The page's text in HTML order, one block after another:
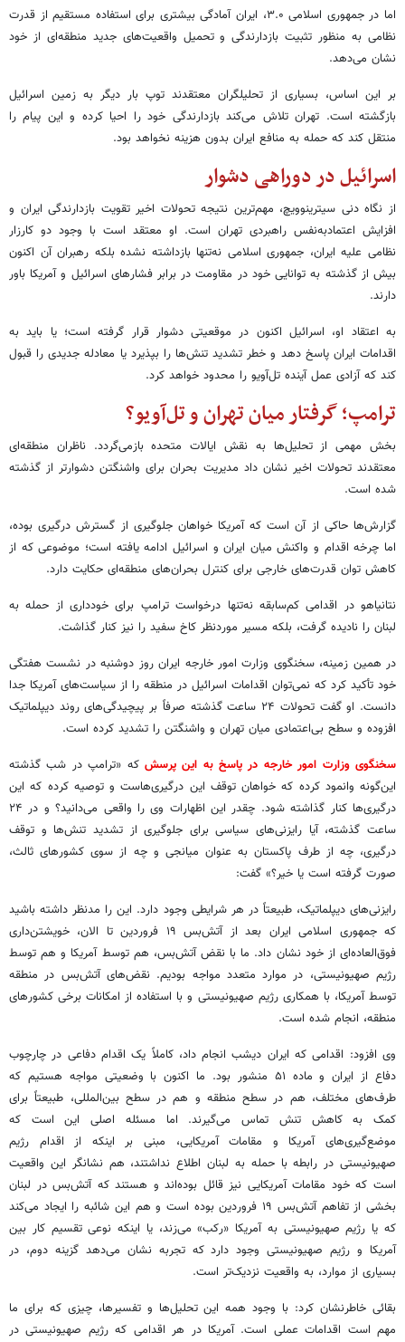
اما در جمهوری اسلامی ۳.۰، ایران آمادگی بیشتری برای استفاده مستقیم از قدرت
نظامی به منظور تثبیت بازدارندگی و تحمیل واقعیت‌های جدید منطقه‌ای از خود
نشان می‌دهد.
بر این اساس، بسیاری از تحلیلگران معتقدند توپ بار دیگر به زمین اسرائیل
بازگشته است. تهران تلاش می‌کند بازدارندگی خود را احیا کرده و این پیام را
منتقل کند که حمله به منافع ایران بدون هزینه نخواهد بود.
اسرائیل در دوراهی دشوار
از نگاه دنی سیترینوویچ، مهم‌ترین نتیجه تحولات اخیر تقویت بازدارندگی ایران و
افزایش اعتمادبه‌نفس راهبردی تهران است. او معتقد است با وجود دو کارزار
نظامی علیه ایران، جمهوری اسلامی نه‌تنها بازداشته نشده بلکه رهبران آن اکنون
بیش از گذشته به توانایی خود در مقاومت در برابر فشارهای اسرائیل و آمریکا باور
دارند.
به اعتقاد او، اسرائیل اکنون در موقعیتی دشوار قرار گرفته است؛ یا باید به
اقدامات ایران پاسخ دهد و خطر تشدید تنش‌ها را بپذیرد یا معادله جدیدی را قبول
کند که آزادی عمل آینده تل‌آویو را محدود خواهد کرد.
ترامپ؛ گرفتار میان تهران و تل‌آویو؟
بخش مهمی از تحلیل‌ها به نقش ایالات متحده بازمی‌گردد. ناظران منطقه‌ای
معتقدند تحولات اخیر نشان داد مدیریت بحران برای واشنگتن دشوارتر از گذشته
شده است.
گزارش‌ها حاکی از آن است که آمریکا خواهان جلوگیری از گسترش درگیری بوده،
اما چرخه اقدام و واکنش میان ایران و اسرائیل ادامه یافته است؛ موضوعی که از
کاهش توان قدرت‌های خارجی برای کنترل بحران‌های منطقه‌ای حکایت دارد.
نتانیاهو در اقدامی کم‌سابقه نه‌تنها درخواست ترامپ برای خودداری از حمله به
لبنان را نادیده گرفت، بلکه مسیر موردنظر کاخ سفید را نیز کنار گذاشت.
در همین زمینه، سخنگوی وزارت امور خارجه ایران روز دوشنبه در نشست هفتگی
خود تأکید کرد که نمی‌توان اقدامات اسرائیل در منطقه را از سیاست‌های آمریکا جدا
دانست. او گفت تحولات ۲۴ ساعت گذشته صرفاً بر پیچیدگی‌های روند دیپلماتیک
افزوده و سطح بی‌اعتمادی میان تهران و واشنگتن را تشدید کرده است.
سخنگوی وزارت امور خارجه در پاسخ به این پرسشکه «ترامپ در شب گذشته
این‌گونه وانمود کرده که خواهان توقف این درگیری‌هاست و توصیه کرده که این
درگیری‌ها کنار گذاشته شود. چقدر این اظهارات وی را واقعی می‌دانید؟ و در ۲۴
ساعت گذشته، آیا رایزنی‌های سیاسی برای جلوگیری از تشدید تنش‌ها و توقف
درگیری، چه از طرف پاکستان به عنوان میانجی و چه از سوی کشورهای ثالث،
صورت گرفته است یا خیر؟» گفت:
رایزنی‌های دیپلماتیک، طبیعتاً در هر شرایطی وجود دارد. این را مدنظر داشته باشید
که جمهوری اسلامی ایران بعد از آتش‌بس ۱۹ فروردین تا الان، خویشتن‌داری
فوق‌العاده‌ای از خود نشان داد. ما با نقض آتش‌بس، هم توسط آمریکا و هم توسط
رژیم صهیونیستی، در موارد متعدد مواجه بودیم. نقض‌های آتش‌بس در منطقه
توسط آمریکا، با همکاری رژیم صهیونیستی و با استفاده از امکانات برخی کشورهای
منطقه، انجام شده است.
وی افزود: اقدامی که ایران دیشب انجام داد، کاملاً یک اقدام دفاعی در چارچوب
دفاع از ایران و ماده ۵۱ منشور بود. ما اکنون با وضعیتی مواجه هستیم که
طرف‌های مختلف، هم در سطح منطقه و هم در سطح بین‌المللی، طبیعتاً برای
کمک به کاهش تنش تماس می‌گیرند. اما مسئله اصلی این است که
موضع‌گیری‌های آمریکا و مقامات آمریکایی، مبنی بر اینکه از اقدام رژیم
صهیونیستی در رابطه با حمله به لبنان اطلاع نداشتند، هم نشانگر این واقعیت
است که خود مقامات آمریکایی نیز قائل بوده‌اند و هستند که آتش‌بس در لبنان
بخشی از تفاهم آتش‌بس ۱۹ فروردین بوده است و هم این شائبه را ایجاد می‌کند
که یا رژیم صهیونیستی به آمریکا «رکب» می‌زند، یا اینکه نوعی تقسیم کار بین
آمریکا و رژیم صهیونیستی وجود دارد که تجربه نشان می‌دهد گزینه دوم، در
بسیاری از موارد، به واقعیت نزدیک‌تر است.
بقائی خاطرنشان کرد: با وجود همه این تحلیل‌ها و تفسیرها، چیزی که برای ما
مهم است اقدامات عملی است. آمریکا در هر اقدامی که رژیم صهیونیستی در